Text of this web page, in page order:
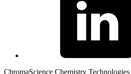
ChromaScience Chemistry Technologies